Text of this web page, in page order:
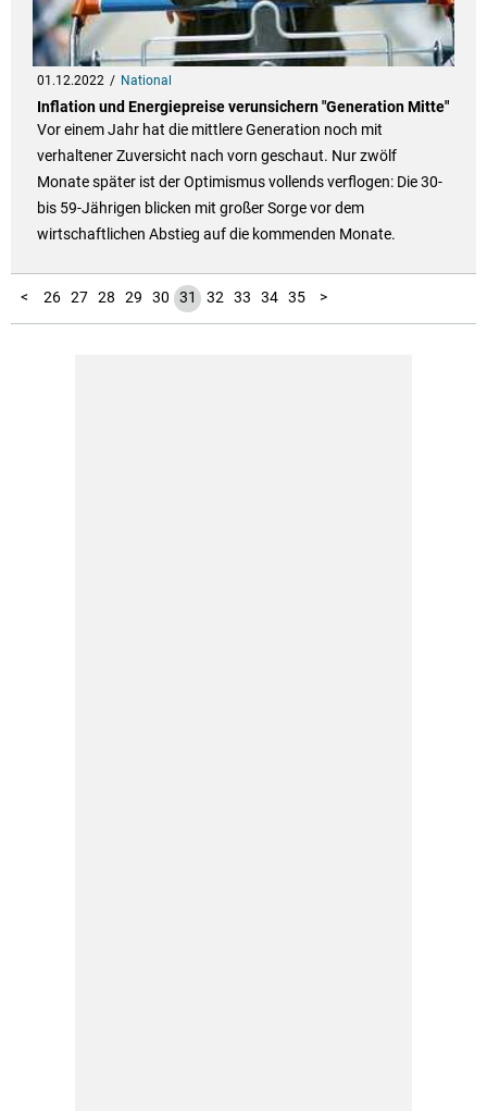
01.12.2022 National
Inflation und Energiepreise verunsichern "Generation Mitte"
Vor einem Jahr hat die mittlere Generation noch mit
verhaltener Zuversicht nach vorn geschaut. Nur zwölf
Monate später ist der Optimismus vollends verflogen: Die 30-
bis 59-Jährigen blicken mit großer Sorge vor dem
wirtschaftlichen Abstieg auf die kommenden Monate.
<
1
2
3
4
5
6
7
8
9
10
11
12
13
14
15
16
17
18
19
20
21
22
23
24
25 26 27 28 29 30 31 32 33 34 35
36
37
38
39
40
41
42
43
44
45
46
47
48
49
50
51
52
53
54
55
56
57
58
59 >